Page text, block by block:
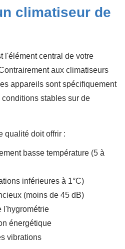
climatiseur de
l'élément central de votre
aux climatiseurs
appareils sont spécifiquement
stables sur de
qualité doit offrir :
basse température (5 à
inférieures à 1°C)
(moins de 45 dB)
l'hygrométrie
énergétique
vibrations